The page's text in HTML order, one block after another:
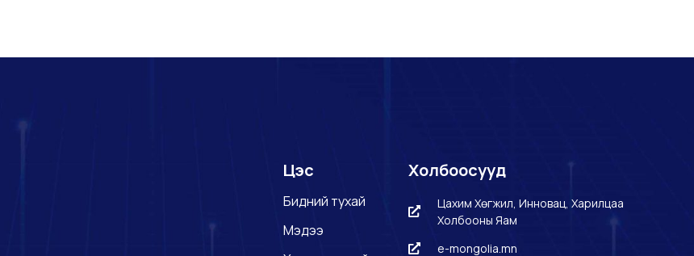
Цэс
Бидний тухай
Мэдээ
Холбоосууд
Цахим Хөгжил, Инновац, Харилцаа
Холбооны Яам
e-mongolia.mn